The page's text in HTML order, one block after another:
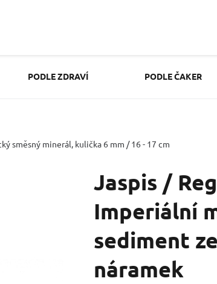
PODLE ZDRAVÍ PODLE ČAKER
směsný minerál, kulička 6 mm / 16 - 17 cm
Jaspis /
Imperiální
sediment
náramek